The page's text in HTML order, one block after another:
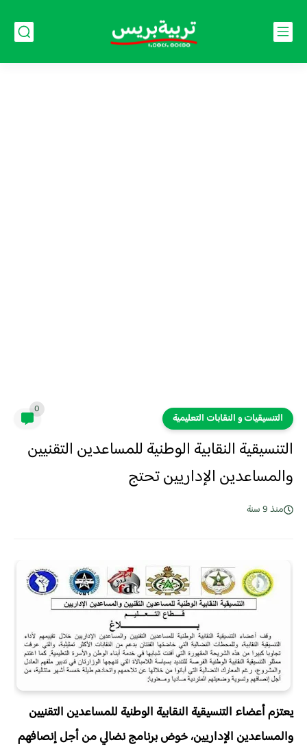
التنسيقيات و النقابات التعليمية
0
التنسيقية النقابية الوطنية للمساعدين التقنيين
والمساعدين الإداريين تحتج
منذ 9 سنة
يعتزم أعضاء التنسيقية النقابية الوطنية للمساعدين التقنيين
والمساعدين الإداريين، خوض برنامج نضالي من أجل إنصافهم